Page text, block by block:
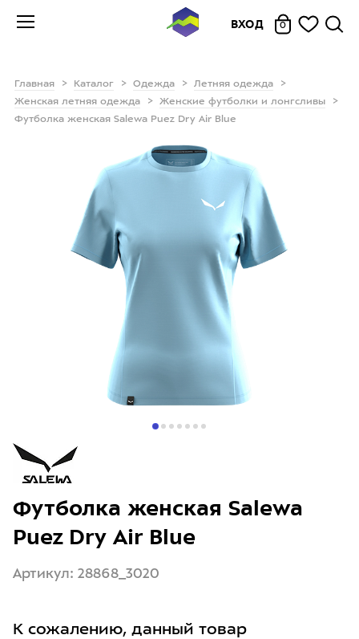
ВХОД 0
Главная Каталог Одежда
Летняя одежда
Женская летняя одежда
Женские футболки и лонгсливы
Футболка женская Salewa Puez Dry Air Blue
Футболка женская Salewa
Puez Dry Air Blue
Артикул: 28868_3020
К сожалению, данный товар